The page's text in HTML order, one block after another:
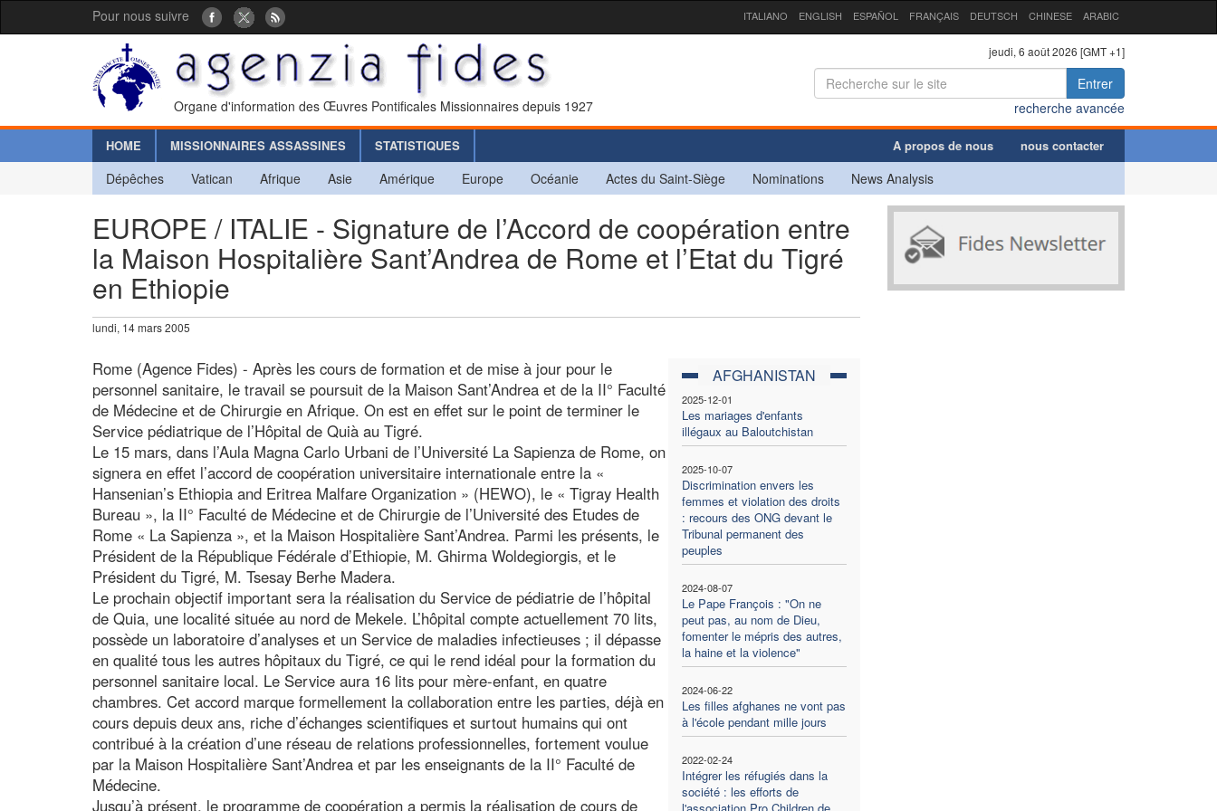
Pour nous suivre ITALIANO ENGLISH ESPAÑOL FRANÇAIS DEUTSCH CHINESE ARABIC
Organe d'information des Œuvres Pontificales Missionnaires depuis 1927
jeudi, 6 août 2026 [GMT +1]
Entrer
recherche avancée
HOME MISSIONNAIRES ASSASSINES STATISTIQUES A propos de nous nous contacter
Dépêches Vatican Afrique Asie Amérique Europe Océanie Actes du Saint-Siège Nominations News Analysis
EUROPE / ITALIE - Signature de l’Accord de coopération entre
la Maison Hospitalière Sant’Andrea de Rome et l’Etat du Tigré
en Ethiopie
lundi, 14 mars 2005
AFGHANISTAN
2025-12-01
Les mariages d'enfants
illégaux au Baloutchistan
2025-10-07
Discrimination envers les
femmes et violation des droits
: recours des ONG devant le
Tribunal permanent des
peuples
2024-08-07
Le Pape François : "On ne
peut pas, au nom de Dieu,
fomenter le mépris des autres,
la haine et la violence"
2024-06-22
Les filles afghanes ne vont pas
à l'école pendant mille jours
2022-02-24
Intégrer les réfugiés dans la
société : les efforts de
Rome (Agence Fides) - Après les cours de formation et de mise à jour pour le
personnel sanitaire, le travail se poursuit de la Maison Sant’Andrea et de la II° Faculté
de Médecine et de Chirurgie en Afrique. On est en effet sur le point de terminer le
Service pédiatrique de l’Hôpital de Quià au Tigré.
Le 15 mars, dans l’Aula Magna Carlo Urbani de l’Université La Sapienza de Rome, on
signera en effet l’accord de coopération universitaire internationale entre la «
Hansenian’s Ethiopia and Eritrea Malfare Organization » (HEWO), le « Tigray Health
Bureau », la II° Faculté de Médecine et de Chirurgie de l’Université des Etudes de
Rome « La Sapienza », et la Maison Hospitalière Sant’Andrea. Parmi les présents, le
Président de la République Fédérale d’Ethiopie, M. Ghirma Woldegiorgis, et le
Président du Tigré, M. Tsesay Berhe Madera.
Le prochain objectif important sera la réalisation du Service de pédiatrie de l’hôpital
de Quia, une localité située au nord de Mekele. L’hôpital compte actuellement 70 lits,
possède un laboratoire d’analyses et un Service de maladies infectieuses ; il dépasse
en qualité tous les autres hôpitaux du Tigré, ce qui le rend idéal pour la formation du
personnel sanitaire local. Le Service aura 16 lits pour mère-enfant, en quatre
chambres. Cet accord marque formellement la collaboration entre les parties, déjà en
cours depuis deux ans, riche d’échanges scientifiques et surtout humains qui ont
contribué à la création d’une réseau de relations professionnelles, fortement voulue
par la Maison Hospitalière Sant’Andrea et par les enseignants de la II° Faculté de
Médecine.
Jusqu’à présent, le programme de coopération a permis la réalisation de cours de